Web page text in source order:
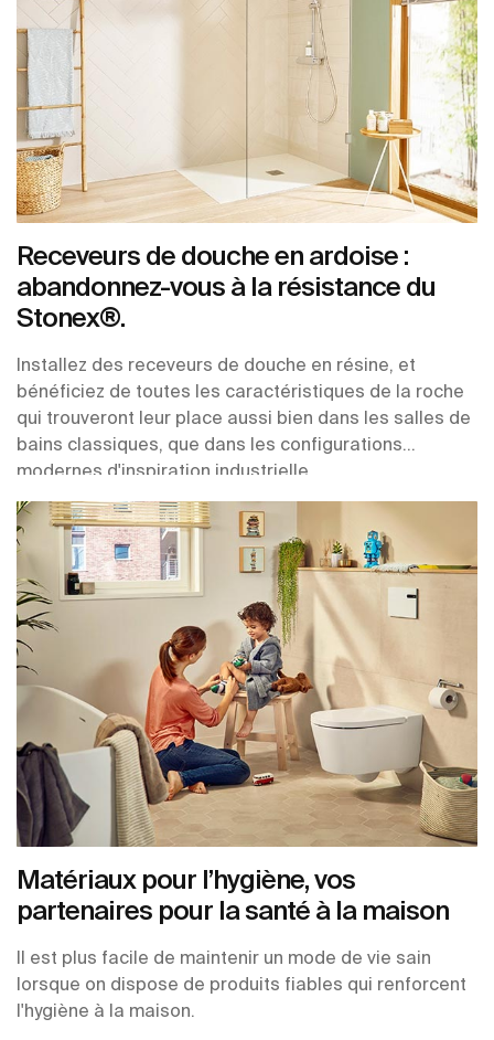
Receveurs de douche en ardoise :
abandonnez-vous à la résistance du
Stonex®.
Installez des receveurs de douche en résine, et
bénéficiez de toutes les caractéristiques de la roche
qui trouveront leur place aussi bien dans les salles de
bains classiques, que dans les configurations
modernes d'inspiration industrielle.
Matériaux pour l’hygiène, vos
partenaires pour la santé à la maison
Il est plus facile de maintenir un mode de vie sain
lorsque on dispose de produits fiables qui renforcent
l'hygiène à la maison.